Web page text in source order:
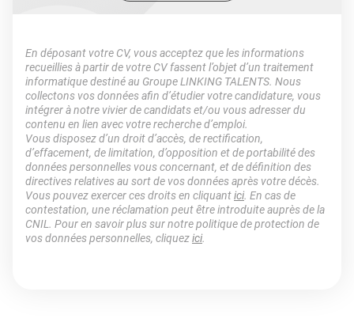
En déposant votre CV, vous acceptez que les informations
recueillies à partir de votre CV fassent l’objet d’un traitement
informatique destiné au Groupe LINKING TALENTS. Nous
collectons vos données afin d’étudier votre candidature, vous
intégrer à notre vivier de candidats et/ou vous adresser du
contenu en lien avec votre recherche d’emploi.
Vous disposez d’un droit d’accès, de rectification,
d’effacement, de limitation, d’opposition et de portabilité des
données personnelles vous concernant, et de définition des
directives relatives au sort de vos données après votre décès.
Vous pouvez exercer ces droits en cliquantici. En cas de
contestation, une réclamation peut être introduite auprès de la
CNIL. Pour en savoir plus sur notre politique de protection de
vos données personnelles, cliquezici.